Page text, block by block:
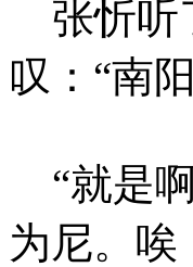
张忻听
叹：“南
“就是
为尼。唉